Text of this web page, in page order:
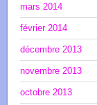
mars 2014
février 2014
décembre 2013
novembre 2013
octobre 2013